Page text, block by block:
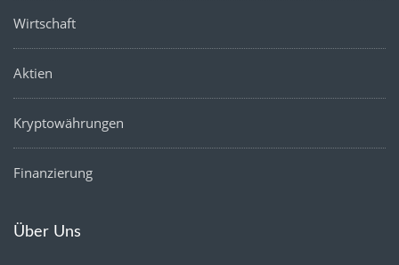
Wirtschaft
Aktien
Kryptowährungen
Finanzierung
Über Uns